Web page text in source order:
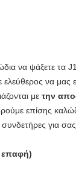
να ψάξετε
ελεύθερος να
με την
επίσης
για σας.
επαφή)